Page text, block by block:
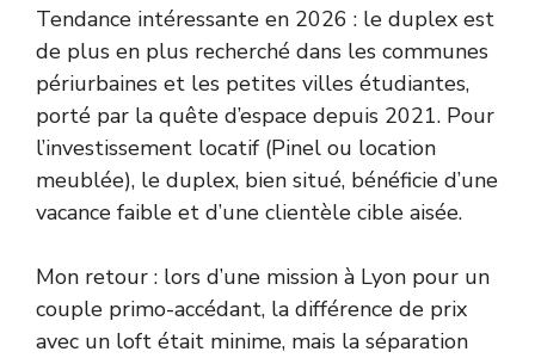
Tendance intéressante en 2026 : le duplex est
de plus en plus recherché dans les communes
périurbaines et les petites villes étudiantes,
porté par la quête d’espace depuis 2021. Pour
l’investissement locatif (Pinel ou location
meublée), le duplex, bien situé, bénéficie d’une
vacance faible et d’une clientèle cible aisée.
Mon retour : lors d’une mission à Lyon pour un
couple primo-accédant, la différence de prix
avec un loft était minime, mais la séparation